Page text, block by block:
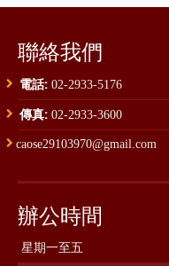
聯絡我們
電話: 02-2933-5176
傳真: 02-2933-3600
caose29103970@gmail.com
辦公時間
星期一至五